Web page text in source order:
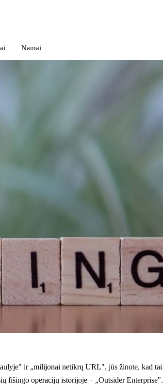
Namai
ir „milijonai netikrų URL", jūs žinote, kad tai
fišingo operacijų istorijoje – „Outsider